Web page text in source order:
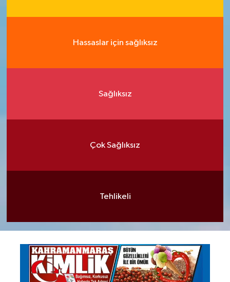
Hassaslar için sağlıksız
Sağlıksız
Çok Sağlıksız
Tehlikeli